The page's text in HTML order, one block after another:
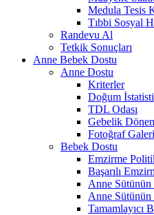
Medula Tesis
Tıbbi Sosyal
Randevu Al
Tetkik Sonuçları
Anne Bebek Dostu
Anne Dostu
Kriterler
Doğum
TDL Odası
Gebelik
Fotoğraf
Bebek Dostu
Emzirme
Başarılı
Anne Sütünün
Anne Sütünün
Tamamlayıcı